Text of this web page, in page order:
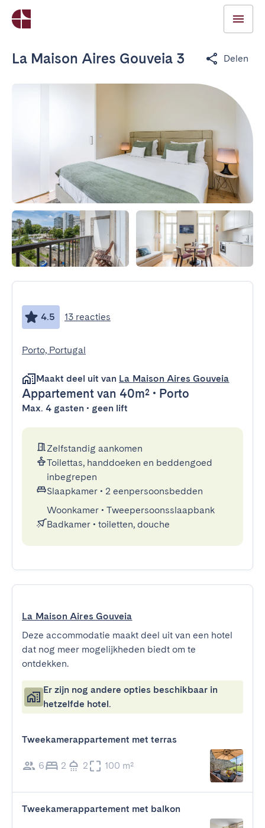
La Maison Aires Gouveia 3 Delen
4.5 13 reacties
Porto, Portugal
Maakt deel uit van La Maison Aires Gouveia
Appartement van 40m² • Porto
Max. 4 gasten • geen lift
Zelfstandig aankomen
Toilettas, handdoeken en beddengoed
inbegrepen
Slaapkamer • 2 eenpersoonsbedden
Woonkamer • Tweepersoonsslaapbank
Badkamer • toiletten, douche
La Maison Aires Gouveia
Deze accommodatie maakt deel uit van een hotel
dat nog meer mogelijkheden biedt om te
ontdekken.
Er zijn nog andere opties beschikbaar in
hetzelfde hotel.
Tweekamerappartement met terras
6 2 2 100 m²
Tweekamerappartement met balkon